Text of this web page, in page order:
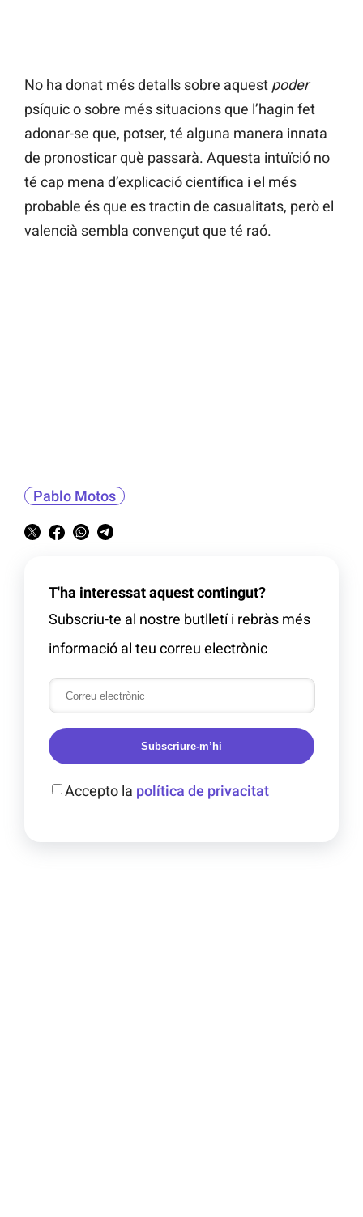
No ha donat més detalls sobre aquest poder
psíquic o sobre més situacions que l’hagin fet
adonar-se que, potser, té alguna manera innata
de pronosticar què passarà. Aquesta intuïció no
té cap mena d’explicació científica i el més
probable és que es tractin de casualitats, però el
valencià sembla convençut que té raó.
Pablo Motos
T'ha interessat aquest contingut?
Subscriu-te al nostre butlletí i rebràs més
informació al teu correu electrònic
Subscriure-m’hi
Accepto la política de privacitat